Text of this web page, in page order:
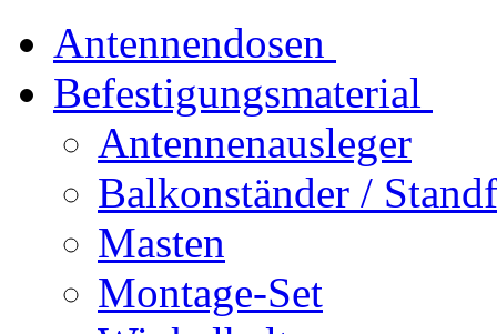
Antennendosen
Befestigungsmaterial
Antennenausleger
Balkonständer /
Masten
Montage-Set